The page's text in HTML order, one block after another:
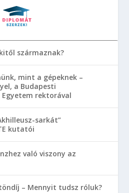
származnak?
mint a gépeknek –
a Budapesti
rektorával
sarkát”
kutatói
való viszony az
– Mennyit tudsz róluk?